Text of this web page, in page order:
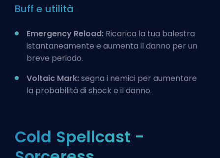
Buff e utilità
Emergency Reload: Ricarica la tua balestra
istantaneamente e aumenta il danno per un
breve periodo.
Voltaic Mark:segna i nemici per aumentare
la probabilità di shock e il danno.
Cold Spellcast -